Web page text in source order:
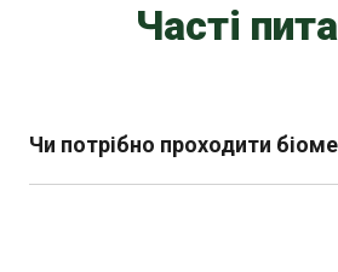
Часті
Чи потрібно проходити